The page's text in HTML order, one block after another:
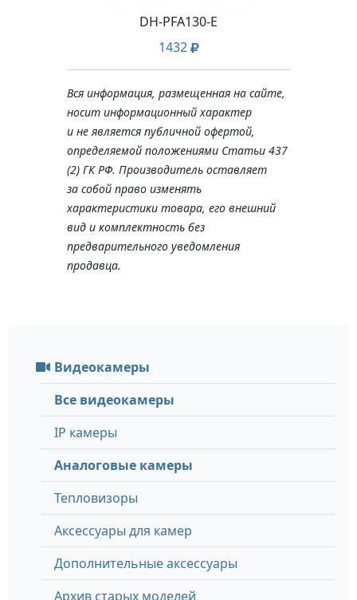
DH-PFA130-E
1432
Вся информация, размещенная на сайте,
носит информационный характер
и не является публичной офертой,
определяемой положениями Статьи 437
(2) ГК РФ. Производитель оставляет
за собой право изменять
характеристики товара, его внешний
вид и комплектность без
предварительного уведомления
продавца.
Видеокамеры
Все видеокамеры
IP камеры
Аналоговые камеры
Тепловизоры
Аксессуары для камер
Дополнительные аксессуары
Архив старых моделей